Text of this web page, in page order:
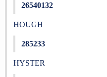
26540132
HOUGH
285233
HYSTER